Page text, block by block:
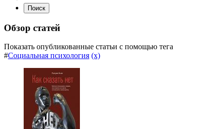
Поиск
Обзор статей
Показать опубликованные статьи с помощью тега
#Социальная психология (x)